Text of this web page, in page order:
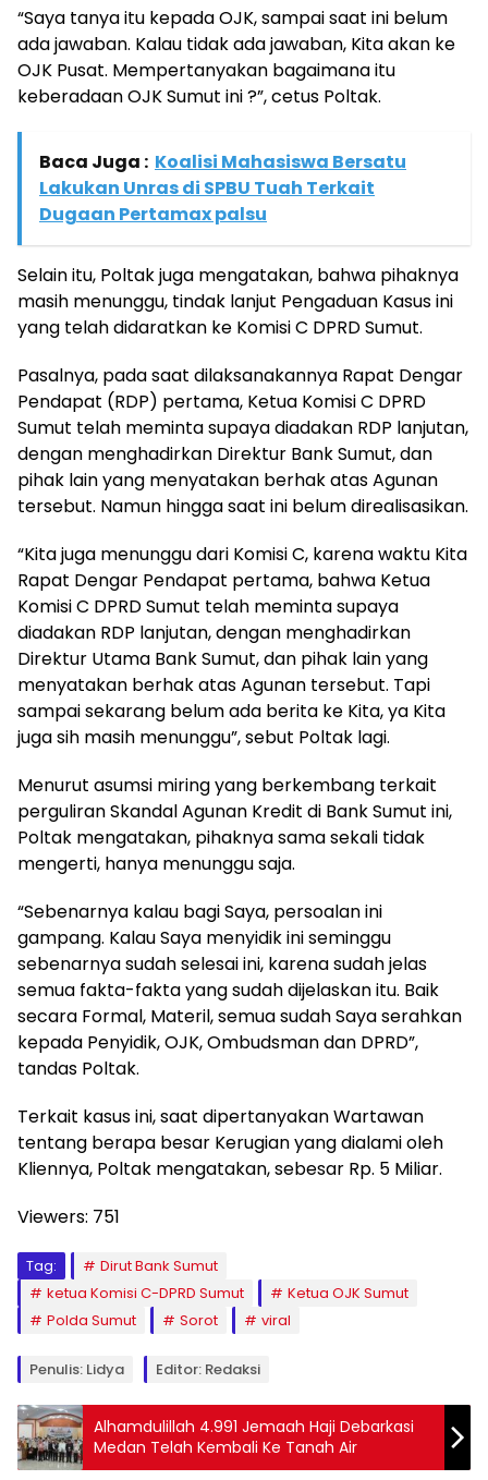
“Saya tanya itu kepada OJK, sampai saat ini belum
ada jawaban. Kalau tidak ada jawaban, Kita akan ke
OJK Pusat. Mempertanyakan bagaimana itu
keberadaan OJK Sumut ini ?”, cetus Poltak.
Baca Juga : Koalisi Mahasiswa Bersatu
Lakukan Unras di SPBU Tuah Terkait
Dugaan Pertamax palsu
Selain itu, Poltak juga mengatakan, bahwa pihaknya
masih menunggu, tindak lanjut Pengaduan Kasus ini
yang telah didaratkan ke Komisi C DPRD Sumut.
Pasalnya, pada saat dilaksanakannya Rapat Dengar
Pendapat (RDP) pertama, Ketua Komisi C DPRD
Sumut telah meminta supaya diadakan RDP lanjutan,
dengan menghadirkan Direktur Bank Sumut, dan
pihak lain yang menyatakan berhak atas Agunan
tersebut. Namun hingga saat ini belum direalisasikan.
“Kita juga menunggu dari Komisi C, karena waktu Kita
Rapat Dengar Pendapat pertama, bahwa Ketua
Komisi C DPRD Sumut telah meminta supaya
diadakan RDP lanjutan, dengan menghadirkan
Direktur Utama Bank Sumut, dan pihak lain yang
menyatakan berhak atas Agunan tersebut. Tapi
sampai sekarang belum ada berita ke Kita, ya Kita
juga sih masih menunggu”, sebut Poltak lagi.
Menurut asumsi miring yang berkembang terkait
perguliran Skandal Agunan Kredit di Bank Sumut ini,
Poltak mengatakan, pihaknya sama sekali tidak
mengerti, hanya menunggu saja.
“Sebenarnya kalau bagi Saya, persoalan ini
gampang. Kalau Saya menyidik ini seminggu
sebenarnya sudah selesai ini, karena sudah jelas
semua fakta-fakta yang sudah dijelaskan itu. Baik
secara Formal, Materil, semua sudah Saya serahkan
kepada Penyidik, OJK, Ombudsman dan DPRD”,
tandas Poltak.
Terkait kasus ini, saat dipertanyakan Wartawan
tentang berapa besar Kerugian yang dialami oleh
Kliennya, Poltak mengatakan, sebesar Rp. 5 Miliar.
Viewers: 751
Tag:
Dirut Bank Sumut
ketua Komisi C-DPRD Sumut
Ketua OJK Sumut
Polda Sumut
Sorot viral
Penulis: Lidya Editor: Redaksi
Alhamdulillah 4.991 Jemaah Haji Debarkasi
Medan Telah Kembali Ke Tanah Air